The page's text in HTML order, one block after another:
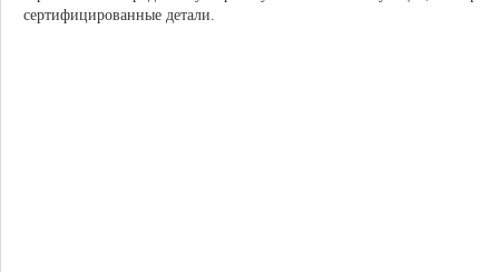
сертифицированные детали.